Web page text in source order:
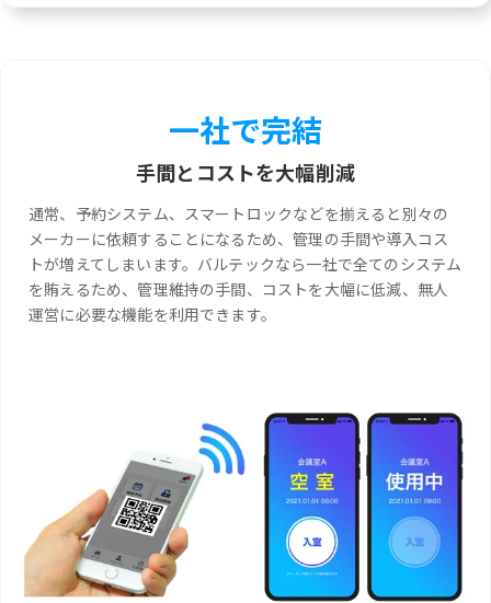
一社で完結
手間とコストを大幅削減
通常、予約システム、スマートロックなどを揃えると別々の
メーカーに依頼することになるため、管理の手間や導入コス
トが増えてしまいます。バルテックなら一社で全てのシステム
を賄えるため、管理維持の手間、コストを大幅に低減、無人
運営に必要な機能を利用できます。